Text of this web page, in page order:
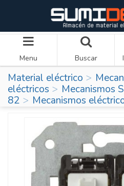
Menu Buscar
Material eléctrico
eléctricos
Mecanismos
82
Mecanismos